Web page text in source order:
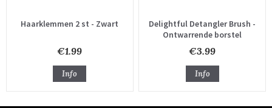
Haarklemmen 2 st - Zwart
€1.99
Info
Delightful Detangler Brush -
Ontwarrende borstel
€3.99
Info